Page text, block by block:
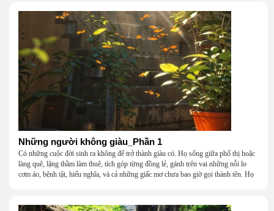
Những người không giàu_Phần 1
Có những cuộc đời sinh ra không để trở thành giàu có. Họ sống giữa phố thị hoặc
làng quê, lặng thầm làm thuê, tích góp từng đồng lẻ, gánh trên vai những nỗi lo
cơm áo, bệnh tật, hiếu nghĩa, và cả những giấc mơ chưa bao giờ gọi thành tên. Họ
một mái nhà bằng lòng thương, bằng sự nhẫn nại và một niềm tin cũ kỹ rằng: dẫu